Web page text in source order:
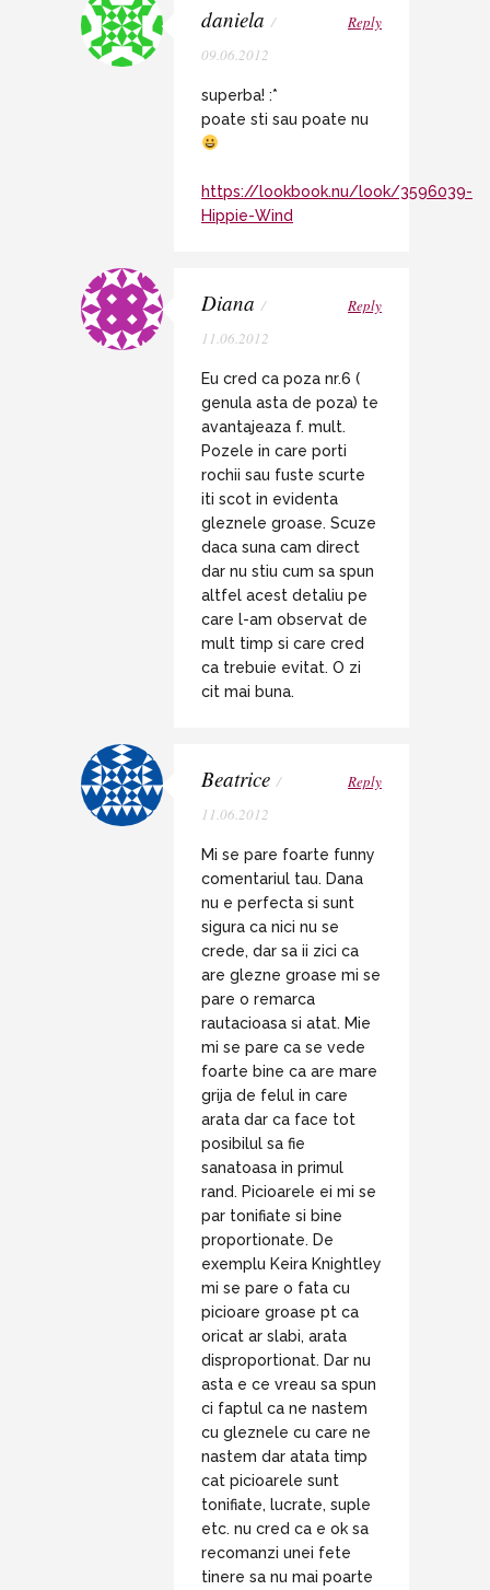
daniela /
09.06.2012
Reply
superba! :*
poate sti sau poate nu
https://lookbook.nu/look/3596039-
Hippie-Wind
Diana /
11.06.2012
Reply
Eu cred ca poza nr.6 (
genula asta de poza) te
avantajeaza f. mult.
Pozele in care porti
rochii sau fuste scurte
iti scot in evidenta
gleznele groase. Scuze
daca suna cam direct
dar nu stiu cum sa spun
altfel acest detaliu pe
care l-am observat de
mult timp si care cred
ca trebuie evitat. O zi
cit mai buna.
Beatrice /
11.06.2012
Reply
Mi se pare foarte funny
comentariul tau. Dana
nu e perfecta si sunt
sigura ca nici nu se
crede, dar sa ii zici ca
are glezne groase mi se
pare o remarca
rautacioasa si atat. Mie
mi se pare ca se vede
foarte bine ca are mare
grija de felul in care
arata dar ca face tot
posibilul sa fie
sanatoasa in primul
rand. Picioarele ei mi se
par tonifiate si bine
proportionate. De
exemplu Keira Knightley
mi se pare o fata cu
picioare groase pt ca
oricat ar slabi, arata
disproportionat. Dar nu
asta e ce vreau sa spun
ci faptul ca ne nastem
cu gleznele cu care ne
nastem dar atata timp
cat picioarele sunt
tonifiate, lucrate, suple
etc. nu cred ca e ok sa
recomanzi unei fete
tinere sa nu mai poarte